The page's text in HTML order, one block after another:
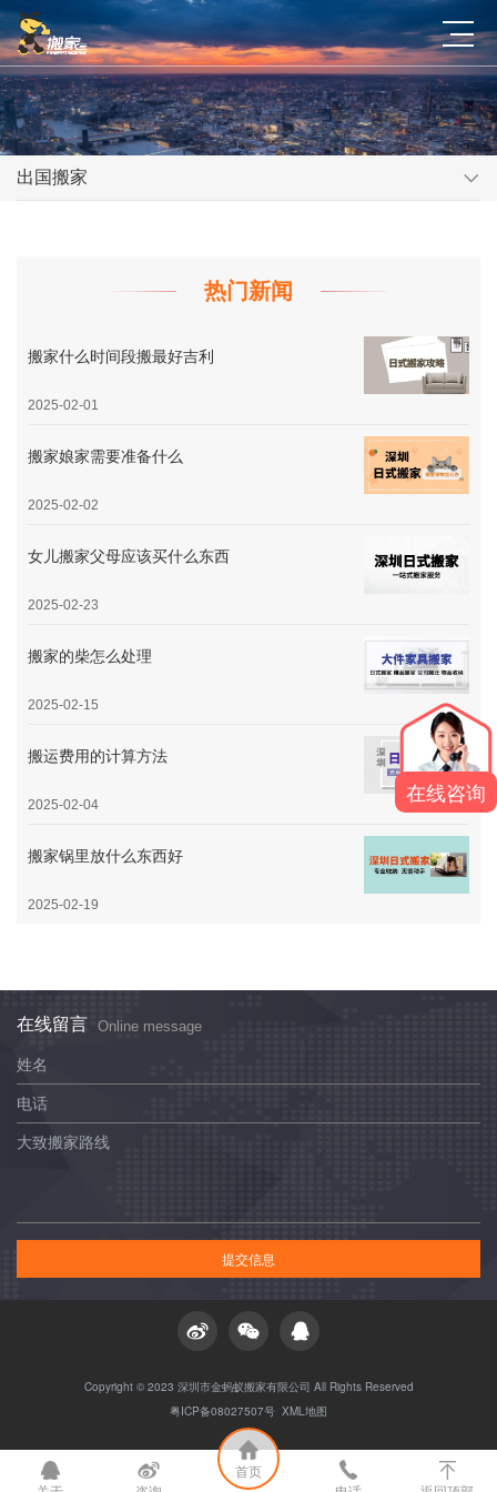
出国搬家
热门新闻
搬家什么时间段搬最好吉利
2025-02-01
搬家娘家需要准备什么
2025-02-02
女儿搬家父母应该买什么东西
2025-02-23
搬家的柴怎么处理
2025-02-15
搬运费用的计算方法
2025-02-04
搬家锅里放什么东西好
2025-02-19
在线留言 Online message
姓名
电话
大致搬家路线
提交信息
Copyright © 2023 深圳市金蚂蚁搬家有限公司 All Rights Reserved
粤ICP备08027507号 XML地图
首页
在线咨询